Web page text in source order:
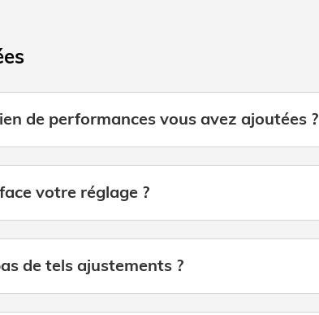
de performances vous avez ajoutées ?
votre réglage ?
de tels ajustements ?